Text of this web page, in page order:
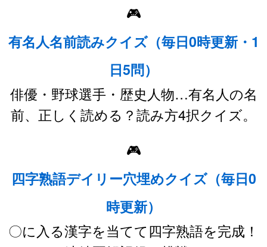
🎮
有名人名前読みクイズ（毎日0時更新・1
日5問）
俳優・野球選手・歴史人物…有名人の名
前、正しく読める？読み方4択クイズ。
🎮
四字熟語デイリー穴埋めクイズ（毎日0
時更新）
〇に入る漢字を当てて四字熟語を完成！